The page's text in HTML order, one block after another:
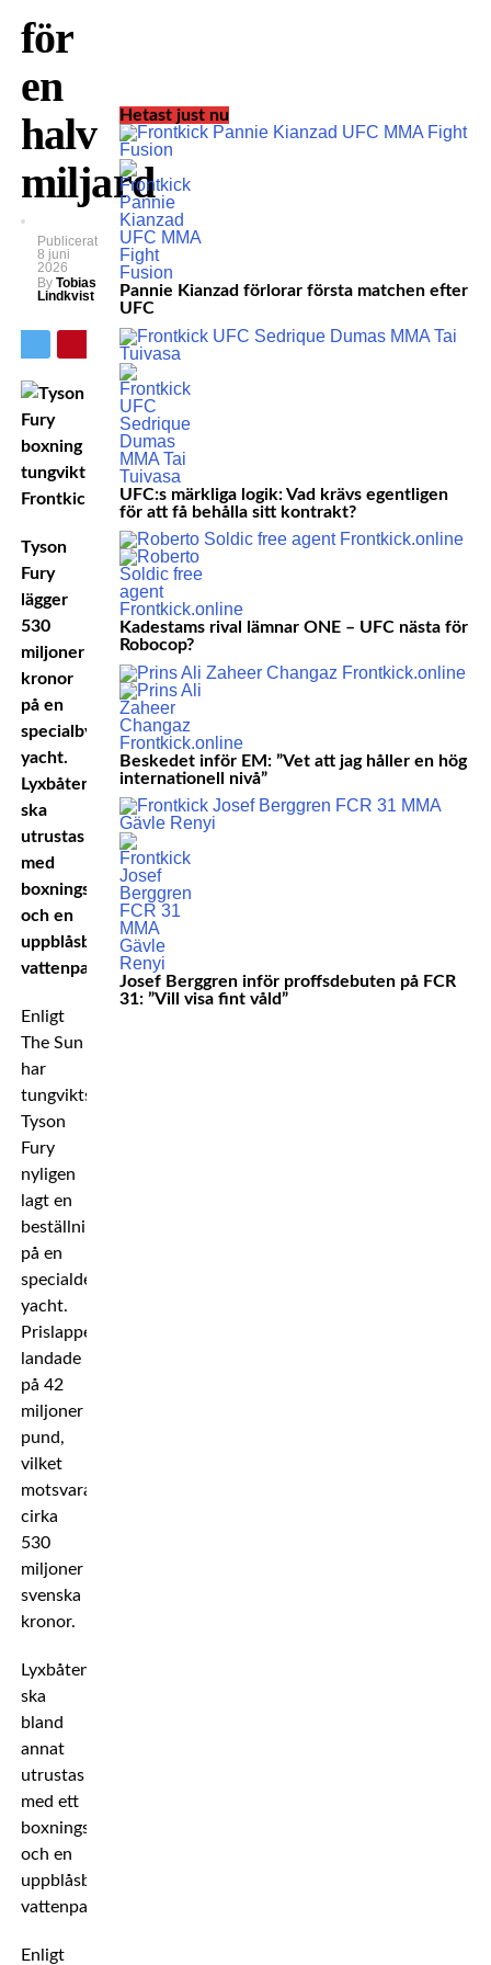
för
en
halv
miljard
Publicerat
8 juni
2026
By Tobias
Lindkvist
Tyson
Fury
lägger
530
miljoner
kronor
på en
specialbyggd
yacht.
Lyxbåten
ska
utrustas
med
boxningsgym
och en
uppblåsbar
vattenpark.
Enligt
The Sun
har
tungviktsstjärnan
Tyson
Fury
nyligen
lagt en
beställning
på en
specialdesignad
yacht.
Prislappen
landade
på 42
miljoner
pund,
vilket
motsvarar
cirka
530
miljoner
svenska
kronor.
Lyxbåten
ska
bland
annat
utrustas
med ett
boxningsgym
och en
uppblåsbar
vattenpark.
Enligt
Hetast just nu
Pannie Kianzad förlorar första matchen efter
UFC
UFC:s märkliga logik: Vad krävs egentligen
för att få behålla sitt kontrakt?
Kadestams rival lämnar ONE – UFC nästa för
Robocop?
Beskedet inför EM: ”Vet att jag håller en hög
internationell nivå”
Josef Berggren inför proffsdebuten på FCR
31: ”Vill visa fint våld”